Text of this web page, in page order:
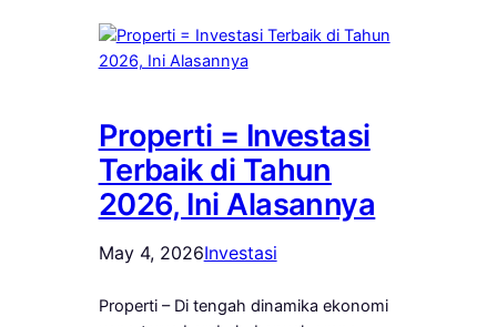
Properti = Investasi
Terbaik di Tahun
2026, Ini Alasannya
May 4, 2026Investasi
Properti – Di tengah dinamika ekonomi